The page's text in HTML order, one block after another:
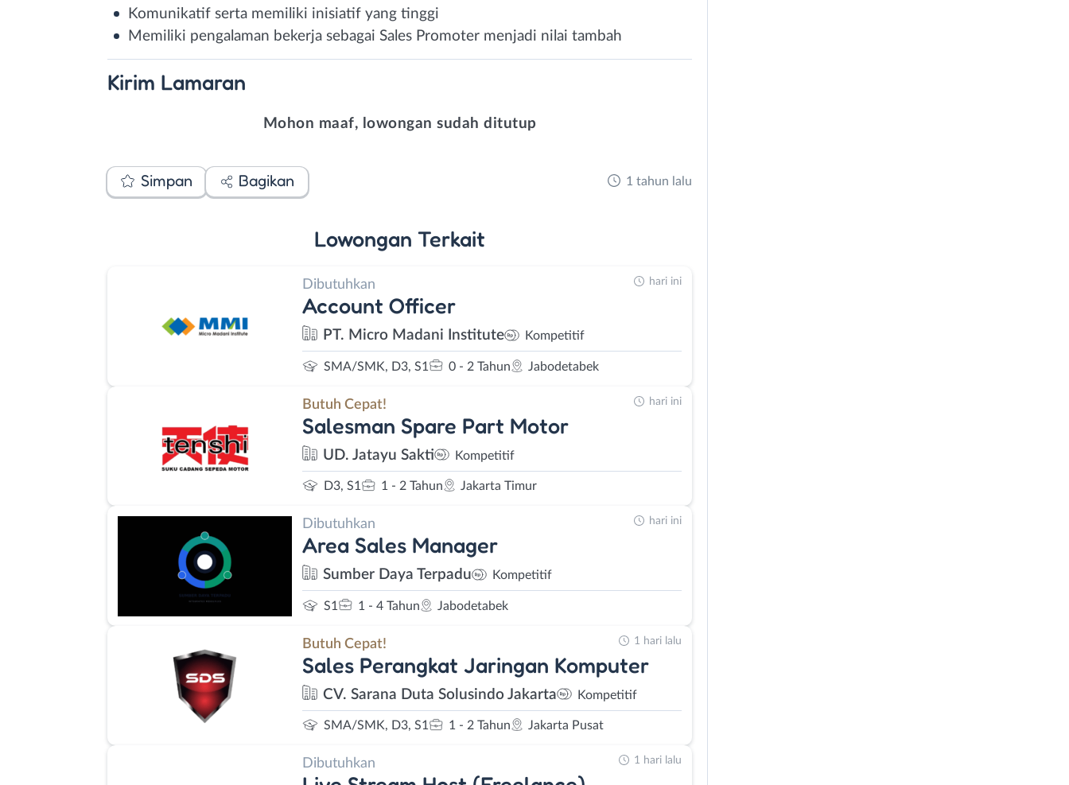
Komunikatif serta memiliki inisiatif yang tinggi
Memiliki pengalaman bekerja sebagai Sales Promoter menjadi nilai tambah
Kirim Lamaran
Mohon maaf, lowongan sudah ditutup
Simpan Bagikan 1 tahun lalu
Lowongan Terkait
Dibutuhkan
Account Officer
PT. Micro Madani Institute Kompetitif
SMA/SMK, D3, S1 0 - 2 Tahun Jabodetabek
hari ini
Butuh Cepat!
Salesman Spare Part Motor
UD. Jatayu Sakti Kompetitif
D3, S1 1 - 2 Tahun Jakarta Timur
hari ini
Dibutuhkan
Area Sales Manager
Sumber Daya Terpadu Kompetitif
S1 1 - 4 Tahun Jabodetabek
hari ini
Butuh Cepat!
Sales Perangkat Jaringan Komputer
CV. Sarana Duta Solusindo Jakarta Kompetitif
SMA/SMK, D3, S1 1 - 2 Tahun Jakarta Pusat
1 hari lalu
Dibutuhkan 1 hari lalu